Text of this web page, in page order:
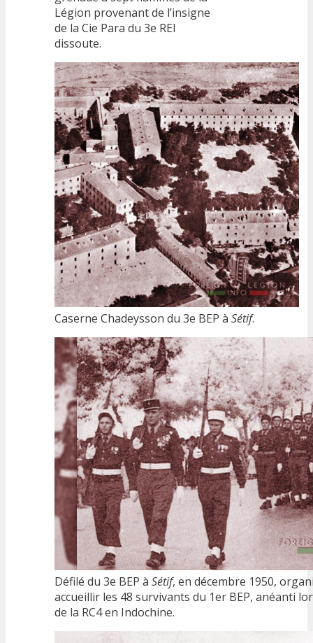
Légion provenant de l’insigne
de la Cie Para du 3e REI
dissoute.
Caserne Chadeysson du 3e BEP à Sétif.
Défilé du 3e BEP à Sétif, en décembre 1950,
accueillir les 48 survivants du 1er BEP, anéanti
de la RC4 en Indochine.